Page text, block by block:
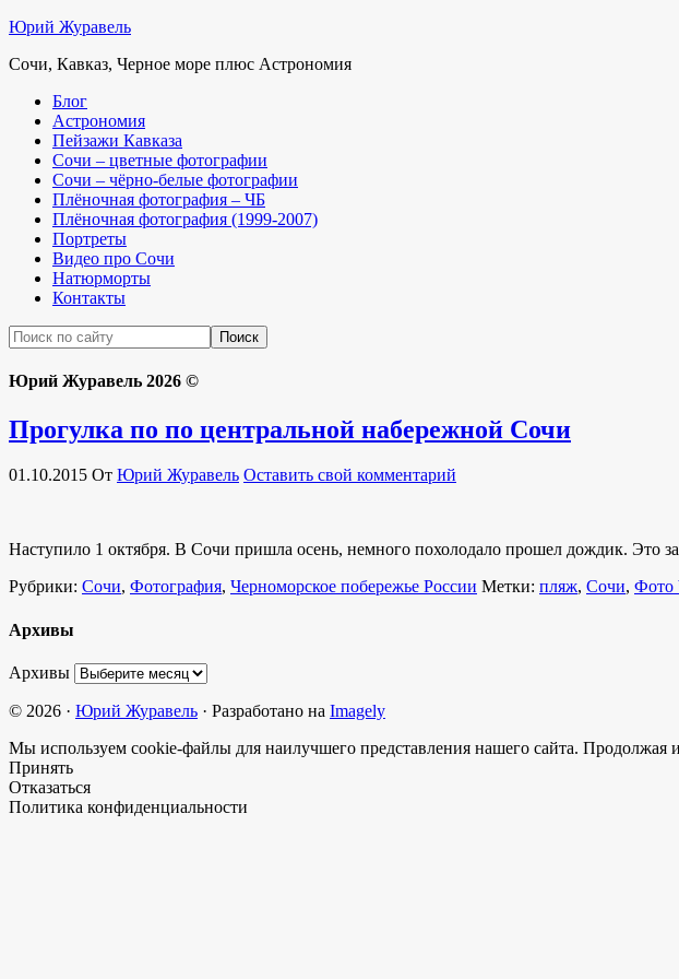
Юрий Журавель
Сочи, Кавказ, Черное море плюс Астрономия
Блог
Астрономия
Пейзажи Кавказа
Сочи – цветные фотографии
Сочи – чёрно-белые фотографии
Плёночная фотография – ЧБ
Плёночная фотография (1999-2007)
Портреты
Видео про Сочи
Натюрморты
Контакты
Юрий Журавель 2026 ©
Прогулка по по центральной набережной Сочи
01.10.2015 От Юрий Журавель Оставить свой комментарий
Наступило 1 октября. В Сочи пришла осень, немного похолодало прошел дождик. Это
Рубрики: Сочи, Фотография, Черноморское побережье России Метки: пляж, Сочи, Фото
Архивы
Архивы
© 2026 · Юрий Журавель · Разработано на Imagely
Мы используем cookie-файлы для наилучшего представления нашего сайта. Продолжая
Принять
Отказаться
Политика конфиденциальности